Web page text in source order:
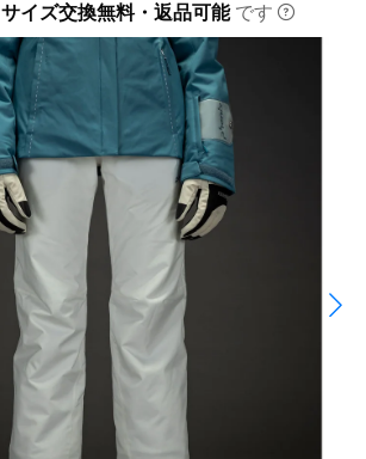
サイズ交換無料・返品可能 です